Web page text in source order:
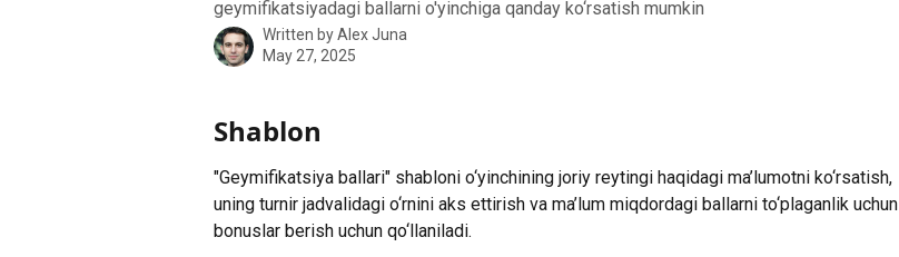
geymifikatsiyadagi ballarni o'yinchiga qanday ko‘rsatish mumkin
Written byAlex Juna
May 27, 2025
Shablon
"Geymifikatsiya ballari" shabloni o‘yinchining joriy reytingi haqidagi ma’lumotni ko‘rsatish,
uning turnir jadvalidagi o‘rnini aks ettirish va ma’lum miqdordagi ballarni to‘plaganlik uchun
bonuslar berish uchun qo‘llaniladi.